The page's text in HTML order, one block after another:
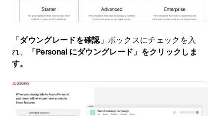
「ダウングレードを確認 」ボックスにチェックを入
れ、
「Personal にダウングレード」をクリックしま
す。